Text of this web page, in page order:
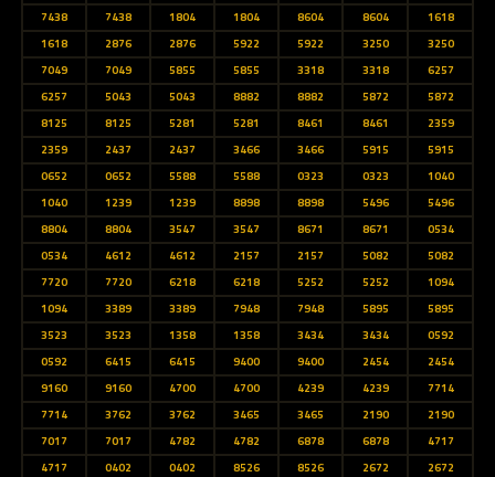
7438
7438 1804 1804 8604 8604
1618
1618
2876 2876 5922 5922 3250
3250
7049
7049 5855 5855 3318 3318
6257
6257
5043 5043 8882 8882 5872
5872
8125
8125 5281 5281 8461 8461
2359
2359
2437 2437 3466 3466 5915
5915
0652
0652 5588 5588 0323 0323
1040
1040
1239 1239 8898 8898 5496
5496
8804
8804 3547 3547 8671 8671
0534
0534
4612 4612 2157 2157 5082
5082
7720
7720 6218 6218 5252 5252
1094
1094
3389 3389 7948 7948 5895
5895
3523
3523 1358 1358 3434 3434
0592
0592
6415 6415 9400 9400 2454
2454
9160
9160 4700 4700 4239 4239
7714
7714
3762 3762 3465 3465 2190
2190
7017
7017 4782 4782 6878 6878
4717
4717
0402 0402 8526 8526 2672
2672